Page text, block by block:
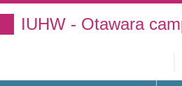
IUHW - Otawara